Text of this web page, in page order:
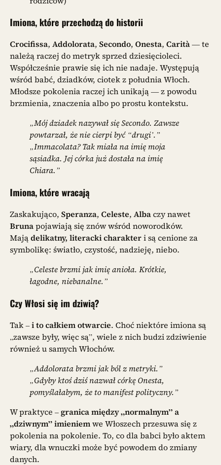
Imiona, które przechodzą do historii
Crocifissa, Addolorata, Secondo, Onesta, Carità— te
należą raczej do metryk sprzed dziesięcioleci.
Współcześnie prawie się ich nie nadaje. Występują
wśród babć, dziadków, ciotek z południa Włoch.
Młodsze pokolenia raczej ich unikają — z powodu
brzmienia, znaczenia albo po prostu kontekstu.
„Mój dziadek nazywał się Secondo. Zawsze
powtarzał, że nie cierpi być “drugi’.”
„Immacolata? Tak miała na imię moja
sąsiadka. Jej córka już dostała na imię
Chiara.”
Imiona, które wracają
Zaskakująco, Speranza, Celeste, Albaczy nawet
Brunapojawiają się znów wśród noworodków.
Majądelikatny, literacki charakteri są cenione za
symbolikę: światło, czystość, nadzieję, niebo.
„Celeste brzmi jak imię anioła. Krótkie,
łagodne, niebanalne.”
Czy Włosi się im dziwią?
Tak –i to całkiem otwarcie. Choć niektóre imiona są
„zawsze były, więc są”, wiele z nich budzi zdziwienie
również u samych Włochów.
„Addolorata brzmi jak ból z metryki.”
„Gdyby ktoś dziś nazwał córkę Onesta,
pomyślałabym, że to manifest polityczny.”
W praktyce –granica między „normalnym” a
„dziwnym” imieniemwe Włoszech przesuwa się z
pokolenia na pokolenie. To, co dla babci było aktem
wiary, dla wnuczki może być powodem do zmiany
danych.